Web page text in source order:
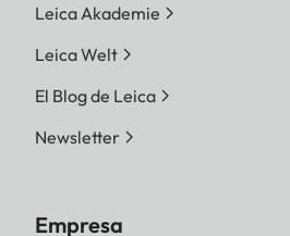
Leica Akademie
Leica Welt
El Blog de Leica
Newsletter
Empresa